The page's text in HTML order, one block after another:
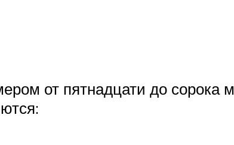
от пятнадцати до сорока